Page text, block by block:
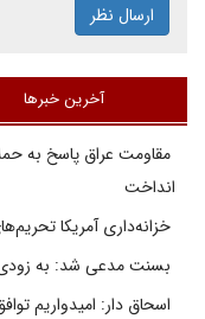
ارسال نظر
آخرین خبرها
مقاومت عراق پاسخ به
انداخت
خزانه‌داری آمریکا
بسنت مدعی شد: به زودی
اسحاق دار: امیدواریم